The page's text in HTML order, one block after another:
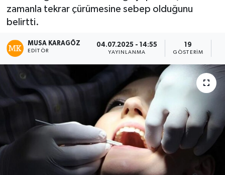
zamanla tekrar çürümesine sebep olduğunu
belirtti.
MUSA KARAGÖZ
EDITÖR
04.07.2025 - 14:55
YAYINLANMA
19
GÖSTERIM
Haber Arşivi